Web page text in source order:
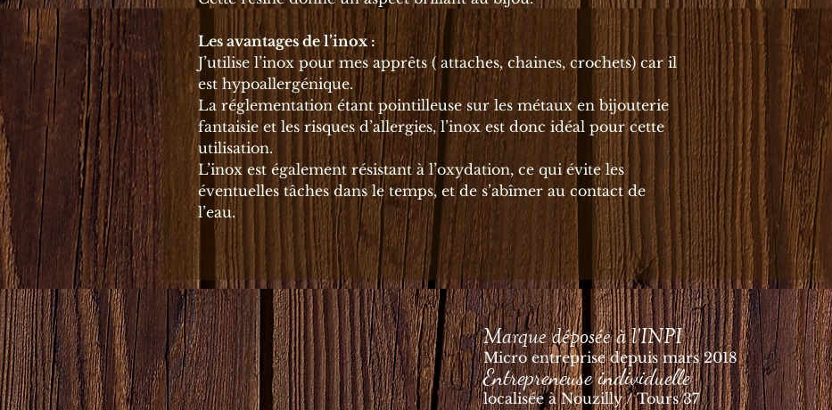
Les avantages de l’inox :
J’utilise l’inox pour mes apprêts ( attaches, chaines, crochets) car il
est hypoallergénique.
La réglementation étant pointilleuse sur les métaux en bijouterie
fantaisie et les risques d’allergies, l’inox est donc idéal pour cette
utilisation.
L’inox est également résistant à l’oxydation, ce qui évite les
éventuelles tâches dans le temps, et de s’abîmer au contact de
l’eau.
Marque déposée à l'INPI
Micro entreprise depuis mars 2018
Entrepreneuse individuelle
localisée à Nouzilly / Tours 37